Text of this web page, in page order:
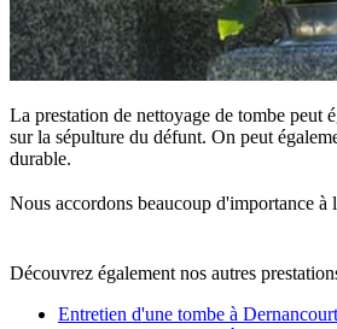
La prestation de nettoyage de tombe peut
sur la sépulture du défunt. On peut
durable.
Nous accordons beaucoup d'importance à
Découvrez également nos autres
Entretien d'une tombe à Dernancourt